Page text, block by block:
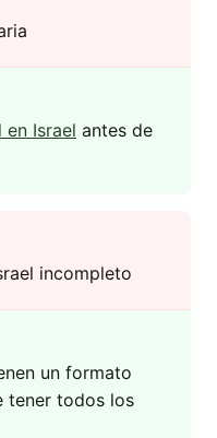
en Israel antes de
incompleto
un formato
tener todos los